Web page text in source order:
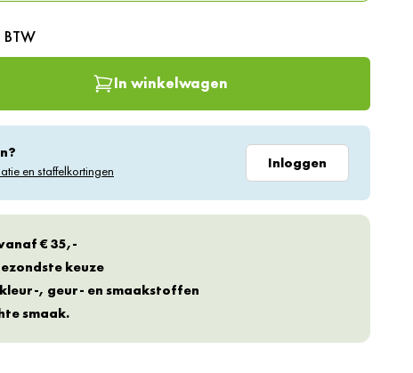
BTW
In winkelwagen
en staffelkortingen
Inloggen
€ 35,-
keuze
, geur- en smaakstoffen
smaak.